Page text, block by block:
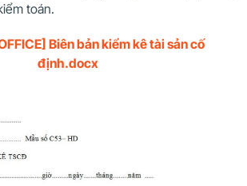
toán.
Biên bản kiểm kê tài sản cố
định.docx